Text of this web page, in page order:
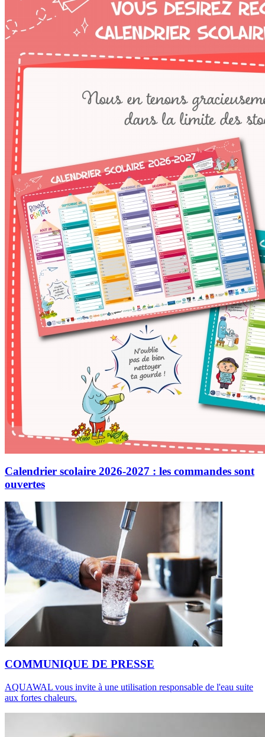
Calendrier scolaire 2026-2027 : les commandes sont
ouvertes
COMMUNIQUE DE PRESSE
AQUAWAL vous invite à une utilisation responsable de l'eau suite
aux fortes chaleurs.